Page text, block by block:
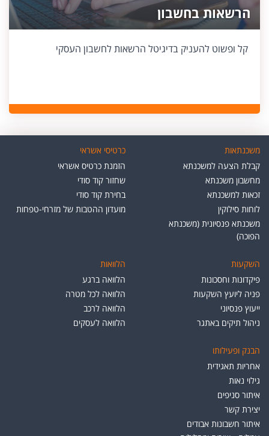
הרשאות בחשבון
קל ופשוט להעניק בדיגיטל הרשאות לחשבון העסקי
משכנתאות
קבלת הצעה למשכנתא
מחשבון משכנתא
זכאות למשכנתא
לוחות סילוקין
משכנתא פנסיונית (משכנתא
הפוכה)
כרטיסי אשראי
הזמנת כרטיס אשראי
שחזור קוד סודי
בחירת קוד סודי
מועדון ההטבות של מזרחי-טפחות
השקעות
פיקדונות וחסכונות
פניה ליועץ השקעות
ייעוץ פנסיוני
ניהול תיקים באתגר
הלוואות
הלוואה ברגע
הלוואה לכל מטרה
הלוואה לרכב
הלוואה לעסקים
הבנק ופעילותו
אחריות תאגידית
גילוי נאות
איתור סניפים
יצירת קשר
איתור חשבונות אבודים